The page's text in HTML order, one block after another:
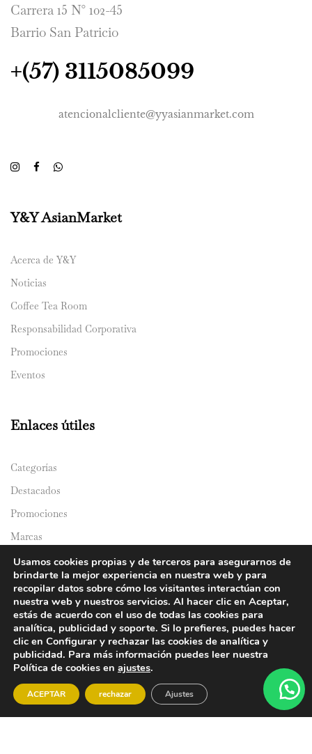
Carrera 15 N° 102-45
Barrio San Patricio
+(57) 3115085099
atencionalcliente@yyasianmarket.com
Y&Y AsianMarket
Acerca de Y&Y
Noticias
Coffee Tea Room
Responsabilidad Corporativa
Promociones
Eventos
Enlaces útiles
Categorías
Destacados
Promociones
Marcas
Catálogos
Domicilios
© 2024 Y&Y Asian Market. All rights reserved.
Usamos cookies propias y de terceros para asegurarnos de
brindarte la mejor experiencia en nuestra web y para
recopilar datos sobre cómo los visitantes interactúan con
nuestra web y nuestros servicios. Al hacer clic en Aceptar,
estás de acuerdo con el uso de todas las cookies para
analítica, publicidad y soporte. Si lo prefieres, puedes hacer
clic en Configurar y rechazar las cookies de analítica y
publicidad. Para más información puedes leer nuestra
Política de cookies en ajustes.
ACEPTAR rechazar Ajustes